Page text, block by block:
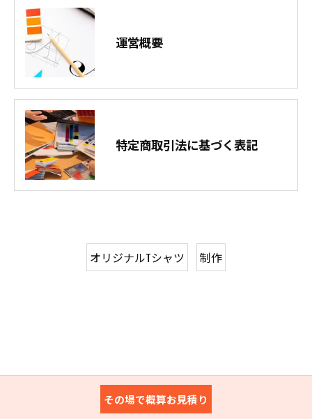
運営概要
特定商取引法に基づく表記
オリジナルTシャツ 制作
その場で概算お見積り